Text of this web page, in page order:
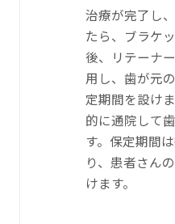
治療が完了し
たら、ブラケ
後、リテーナ
用し、歯が元
定期間を設け
的に通院して
す。保定期間
り、患者さん
けます。